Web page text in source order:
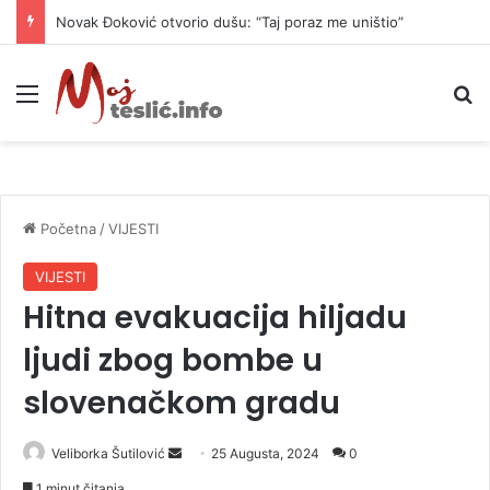
Novak Đoković otvorio dušu: “Taj poraz me uništio”
Meni
Početna /VIJESTI
VIJESTI
Hitna evakuacija hiljadu
ljudi zbog bombe u
slovenačkom gradu
Veliborka Šutilović 25 Augusta, 2024 0